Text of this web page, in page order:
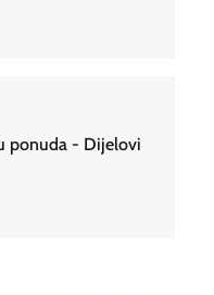
ponuda - Dijelovi